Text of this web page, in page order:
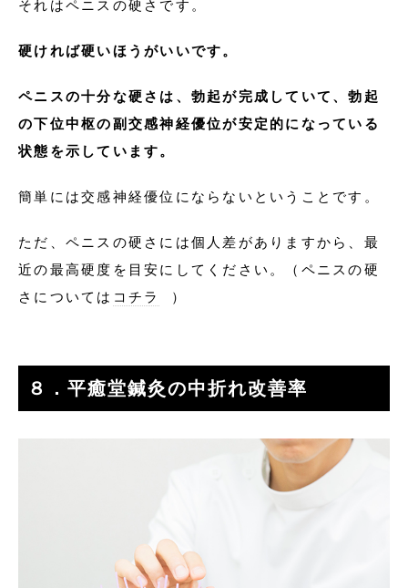
それはペニスの硬さです。
硬ければ硬いほうがいいです。
ペニスの十分な硬さは、勃起が完成していて、勃起
の下位中枢の副交感神経優位が安定的になっている
状態を示しています。
簡単には交感神経優位にならないということです。
ただ、ペニスの硬さには個人差がありますから、最
近の最高硬度を目安にしてください。（ペニスの硬
さについては コチラ ）
８．平癒堂鍼灸の中折れ改善率